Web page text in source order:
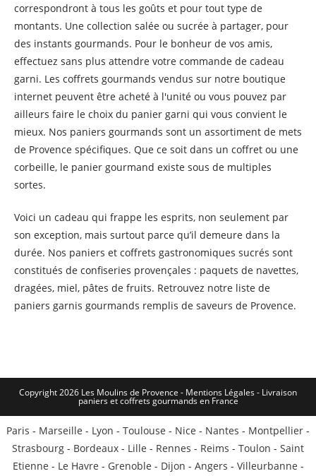
correspondront à tous les goûts et pour tout type de
montants. Une collection salée ou sucrée à partager, pour
des instants gourmands. Pour le bonheur de vos amis,
effectuez sans plus attendre votre commande de cadeau
garni. Les coffrets gourmands vendus sur notre boutique
internet peuvent être acheté à l'unité ou vous pouvez par
ailleurs faire le choix du panier garni qui vous convient le
mieux. Nos paniers gourmands sont un assortiment de mets
de Provence spécifiques. Que ce soit dans un coffret ou une
corbeille, le panier gourmand existe sous de multiples
sortes.
Voici un cadeau qui frappe les esprits, non seulement par
son exception, mais surtout parce qu’il demeure dans la
durée. Nos paniers et coffrets gastronomiques sucrés sont
constitués de confiseries provençales : paquets de navettes,
dragées, miel, pâtes de fruits. Retrouvez notre liste de
paniers garnis gourmands remplis de saveurs de Provence.
Copyright 2026 Les Moulins de Provence - Mentions Légales - Livraison
paniers et coffrets gourmands en France
Paris - Marseille - Lyon - Toulouse - Nice - Nantes - Montpellier -
Strasbourg - Bordeaux - Lille - Rennes - Reims - Toulon - Saint
Etienne - Le Havre - Grenoble - Dijon - Angers - Villeurbanne -